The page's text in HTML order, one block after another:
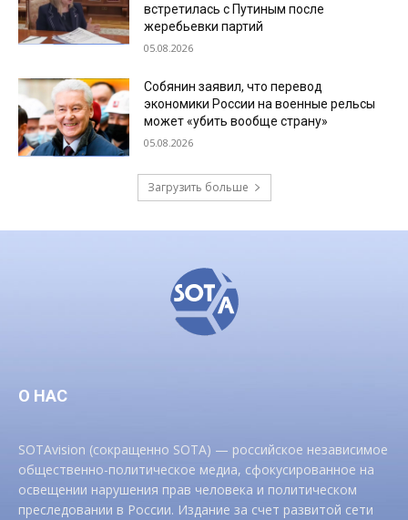
встретилась с Путиным после
жеребьевки партий
05.08.2026
Собянин заявил, что перевод
экономики России на военные рельсы
может «убить вообще страну»
05.08.2026
Загрузить больше
О НАС
SOTAvision (сокращенно SOTA) — российское независимое
общественно-политическое медиа, сфокусированное на
освещении нарушения прав человека и политическом
преследовании в России. Издание за счет развитой сети